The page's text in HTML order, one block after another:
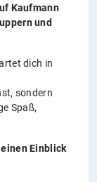
Kaufmann
und
dich in
sondern
Spaß,
Einblick